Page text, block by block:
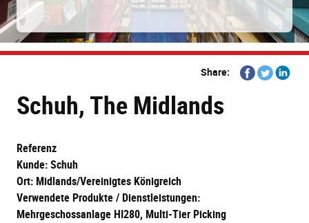
Share:
Share
on
Share
on
Share
Schuh, The Midlands
Referenz
Kunde: Schuh
Ort: Midlands/Vereinigtes Königreich
Verwendete Produkte / Dienstleistungen:
Mehrgeschossanlage HI280, Multi-Tier Picking